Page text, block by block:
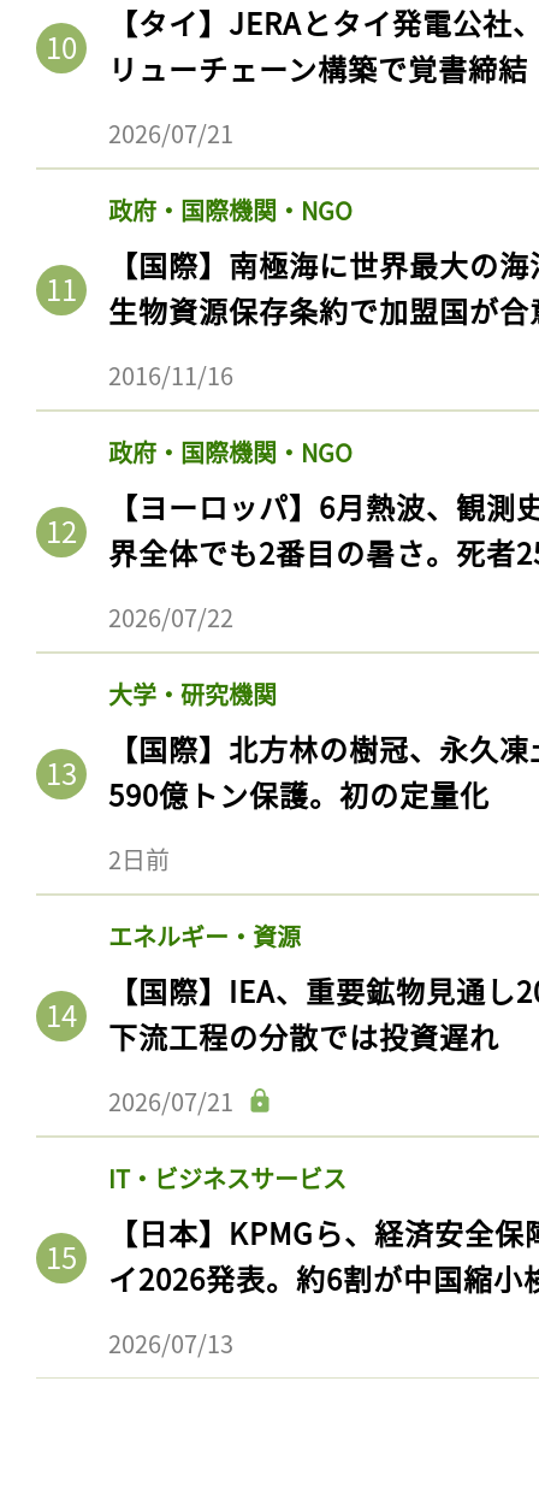
【タイ】JERAとタイ発電公社
リューチェーン構築で覚書締結
2026/07/21
政府・国際機関・NGO
【国際】南極海に世界最大の
生物資源保存条約で加盟国が合
2016/11/16
政府・国際機関・NGO
【ヨーロッパ】6月熱波、観
界全体でも2番目の暑さ。死者
2026/07/22
大学・研究機関
【国際】北方林の樹冠、永久
590億トン保護。初の定量化
2日前
エネルギー・資源
【国際】IEA、重要鉱物見通
下流工程の分散では投資遅れ
2026/07/21
IT・ビジネスサービス
【日本】KPMGら、経済安全
イ2026発表。約6割が中国縮小
2026/07/13